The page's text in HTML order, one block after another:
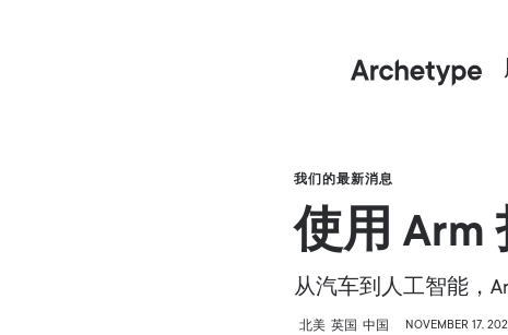
我们的最新消息
使用 Arm
从汽车到人工智能，
北美 英国 中国 NOVEMBER 17,